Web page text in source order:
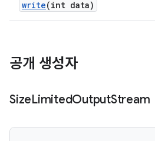
write(int data)
공개 생성자
SizeLimitedOutputStream